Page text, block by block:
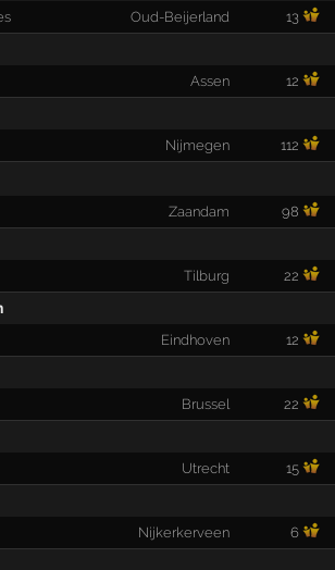
Oud-Beijerland 13
Assen 12
Nijmegen 112
Zaandam 98
Tilburg 22
Eindhoven 12
Brussel 22
Utrecht 15
Nijkerkerveen 6